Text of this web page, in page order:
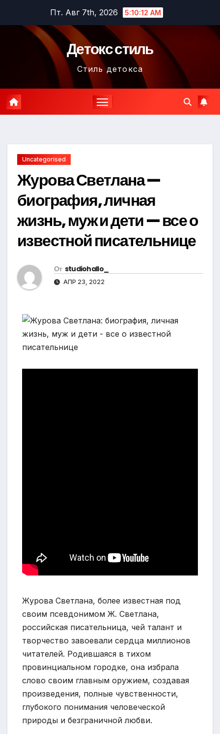
содержимому
Пт. Авг 7th, 2026 5:10:13 AM
Детокс стиль
Стиль детокса
Uncategorised
Журова Светлана —
биография, личная
жизнь, муж и дети — все о
известной писательнице
От studiohallo_
АПР 23, 2022
Журова Светлана, более известная под
своим псевдонимом Ж. Светлана,
российская писательница, чей талант и
творчество завоевали сердца миллионов
читателей. Родившаяся в тихом
провинциальном городке, она избрала
слово своим главным оружием, создавая
произведения, полные чувственности,
глубокого понимания человеческой
природы и безграничной любви.